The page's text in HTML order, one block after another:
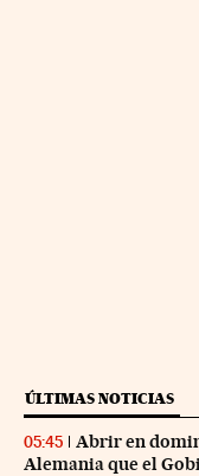
ÚLTIMAS NOTICIAS
05:45
Abrir en
Alemania que el